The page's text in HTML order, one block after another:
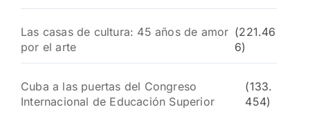
Las casas de cultura: 45 años de amor
por el arte
(221.46
6)
Cuba a las puertas del Congreso
Internacional de Educación Superior
(133.
454)